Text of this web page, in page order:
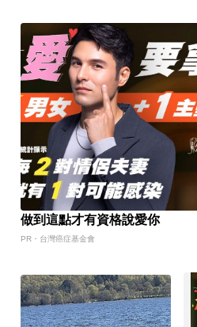
做到這點才有資格說愛你
PR・台灣癌症基金會